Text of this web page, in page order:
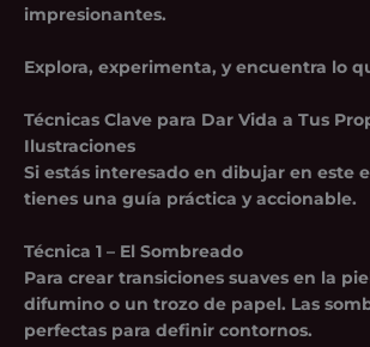
impresionantes.
Explora, experimenta, y encuentra lo
Técnicas Clave para Dar Vida a Tus
Ilustraciones
Si estás interesado en dibujar en este
tienes una guía práctica y accionable.
Técnica 1 – El Sombreado
Para crear transiciones suaves en la
difumino o un trozo de papel. Las
perfectas para definir contornos.